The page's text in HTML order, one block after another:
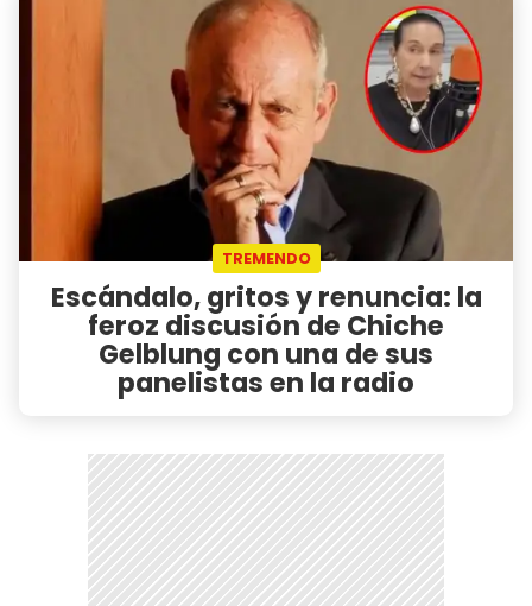
TREMENDO
Escándalo, gritos y renuncia: la
feroz discusión de Chiche
Gelblung con una de sus
panelistas en la radio